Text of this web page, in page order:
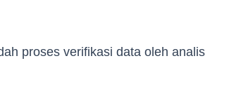
proses verifikasi data oleh analis